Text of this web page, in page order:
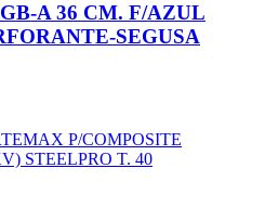
A 36 CM. F/AZUL
SEGUSA